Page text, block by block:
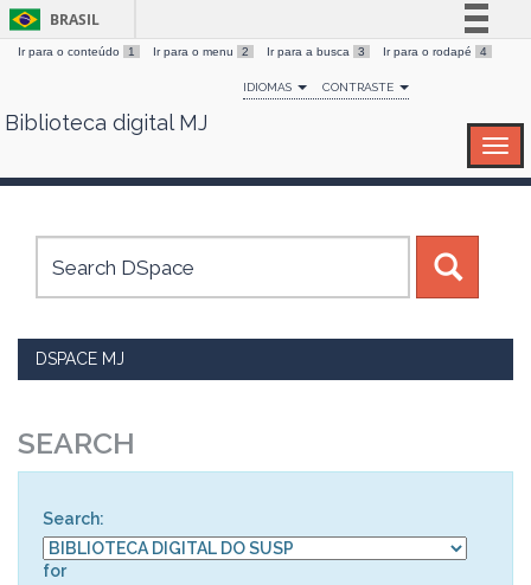
Skip
BRASIL
Simplifique!
Comunica BR
Canais
Ir para o conteúdo 1 Ir para o menu 2 Ir para a busca 3 Ir para o rodapé 4
IDIOMAS CONTRASTE
Biblioteca digital MJ
DSPACE MJ
SEARCH
Search:
for